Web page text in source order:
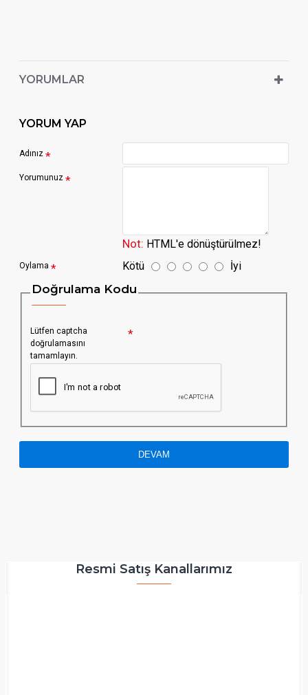
YORUMLAR
YORUM YAP
Adınız
Yorumunuz
Not: HTML'e dönüştürülmez!
Oylama Kötü İyi
Doğrulama Kodu
Lütfen captcha
doğrulamasını
tamamlayın.
DEVAM
Resmi Satış Kanallarımız